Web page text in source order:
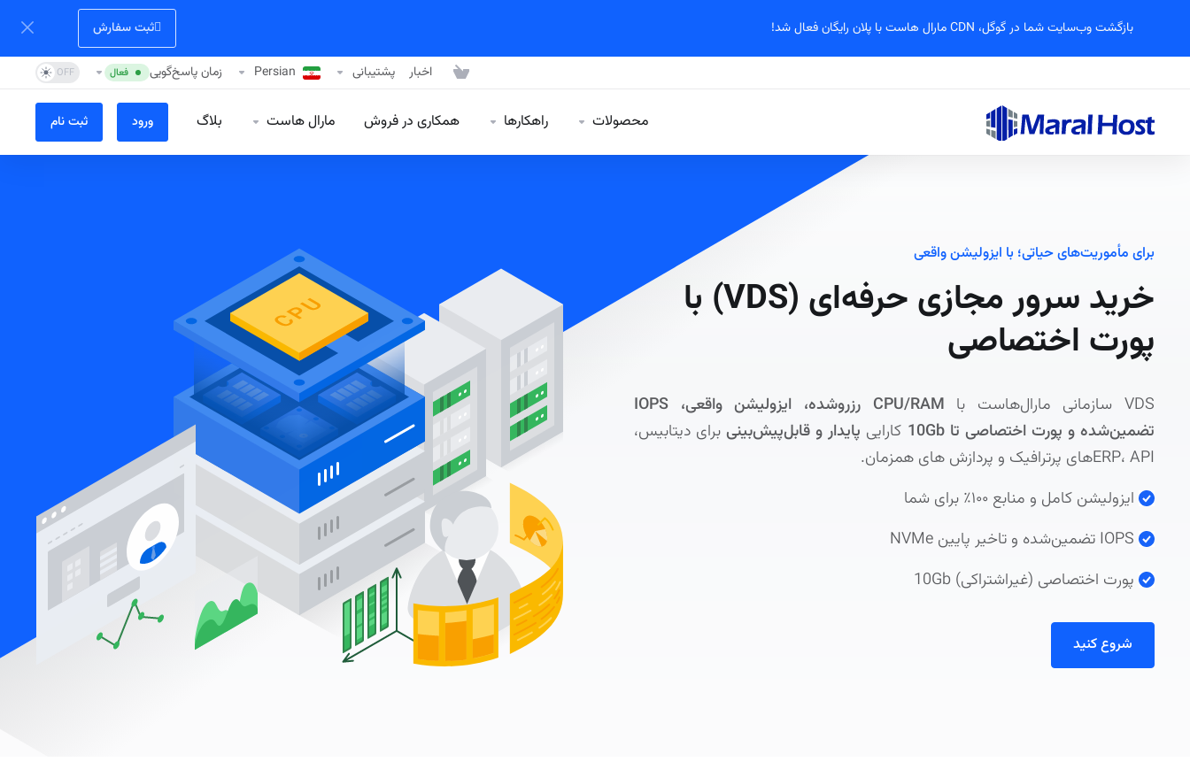
بازگشت وب‌سایت شما در گوگل، CDN مارال هاست با پلان رایگان فعال شد! ثبت سفارش
اخبار پشتیبانی Persian زمان پاسخ‌گویی فعال
محصولات راهکارها همکاری در فروش مارال هاست بلاگ ورود ثبت نام
برای مأموریت‌های حیاتی؛ با ایزولیشن واقعی
خرید سرور مجازی حرفه‌ای (VDS) با
پورت اختصاصی
VDS سازمانی مارال‌هاست با CPU/RAM
رزروشده، ایزولیشن واقعی، IOPS
تضمین‌شده و پورت اختصاصی تا 10Gb
کارایی پایدار و قابل‌پیش‌بینیبرای دیتابیس،
ERP، APIهای پرترافیک و پردازش های همزمان.
ایزولیشن کامل و منابع ۱۰۰٪ برای شما
پورت اختصاصی (غیر‌اشتراکی) 10Gb
شروع کنید